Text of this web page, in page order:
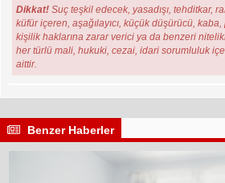
Dikkat! Suç teşkil edecek, yasadışı, tehditkar,
küfür içeren, aşağılayıcı, küçük düşürücü, kaba,
kişilik haklarına zarar verici ya da benzeri
her türlü mali, hukuki, cezai, idari sorumluluk
aittir.
Benzer Haberler